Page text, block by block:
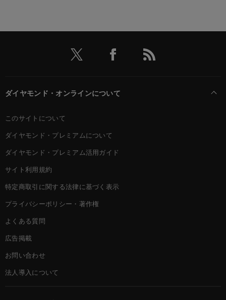
ダイヤモンド・オンラインについて
このサイトについて
ダイヤモンド・プレミアムについて
ダイヤモンド・プレミアム活用ガイド
サイト利用規約
特定商取引に関する法律に基づく表示
プライバシーポリシー・著作権
よくある質問
広告掲載
お問い合わせ
法人導入について